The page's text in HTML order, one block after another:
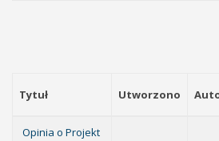
Tytuł Utworzono
Opinia o Projekt